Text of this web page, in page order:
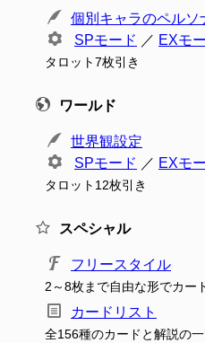
個別キャラのペルソ
SPモード ／ EXモ
タロット7枚引き
ワールド
世界観設定
SPモード ／ EXモ
タロット12枚引き
スペシャル
フリースタイル
2～8枚まで自由な形でカー
カードリスト
全156種のカードと解説の